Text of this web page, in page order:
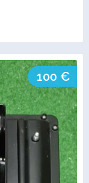
100 €